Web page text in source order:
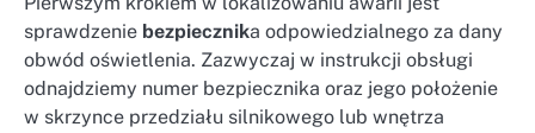
sprawdzenie bezpiecznika odpowiedzialnego za dany
obwód oświetlenia. Zazwyczaj w instrukcji obsługi
odnajdziemy numer bezpiecznika oraz jego położenie
w skrzynce przedziału silnikowego lub wnętrza